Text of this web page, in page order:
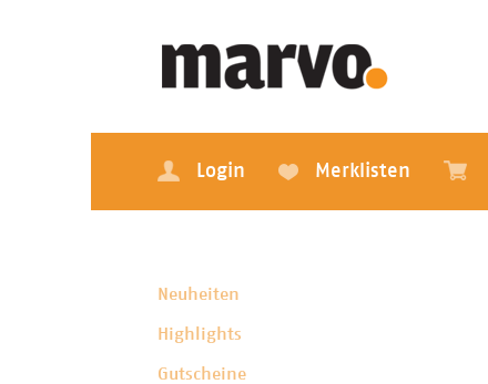
Login Merklisten
Neuheiten
Highlights
Gutscheine